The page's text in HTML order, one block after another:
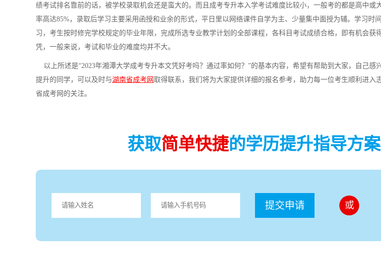
绩考试排名靠前的话，被学校录取机会还是蛮大的。而且成考专升本入学考试难度比较小，一般考的都是高中或
率高达85%，录取后学习主要采用函授和业余的形式，平日里以网络课件自学为主、少量集中面授为辅。学习时
习，考生按时修完学校规定的毕业年限，完成所选专业教学计划的全部课程，各科目考试成绩合格，即有机会获
凭，一般来说，考试和毕业的难度均并不大。
以上所述是“2023年湘潭大学成考专升本文凭好考吗？通过率如何？”的基本内容，希望有帮助到大家，自己感
提升的同学，可以及时与湖南省成考网 取得联系，我们将为大家提供详细的报名参考，助力每一位考生顺利进入
省成考网的关注。
获取简单快捷的学历提升指导方案
提交申请 或